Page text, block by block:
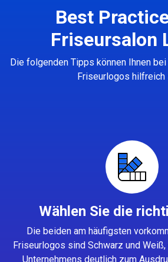
Best
Friseursalon
Die folgenden Tipps können Ihnen
Friseurlogos hilfreich
Wählen Sie die
Die beiden am häufigsten
Friseurlogos sind Schwarz und
Unternehmens deutlich zum